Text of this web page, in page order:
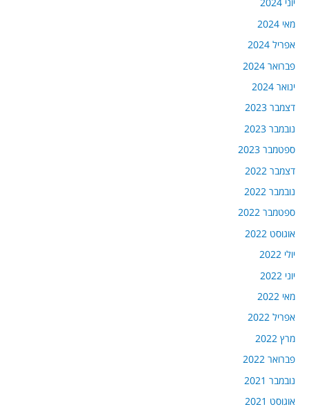
יוני 2024
מאי 2024
אפריל 2024
פברואר 2024
ינואר 2024
דצמבר 2023
נובמבר 2023
ספטמבר 2023
דצמבר 2022
נובמבר 2022
ספטמבר 2022
אוגוסט 2022
יולי 2022
יוני 2022
מאי 2022
אפריל 2022
מרץ 2022
פברואר 2022
נובמבר 2021
אוגוסט 2021